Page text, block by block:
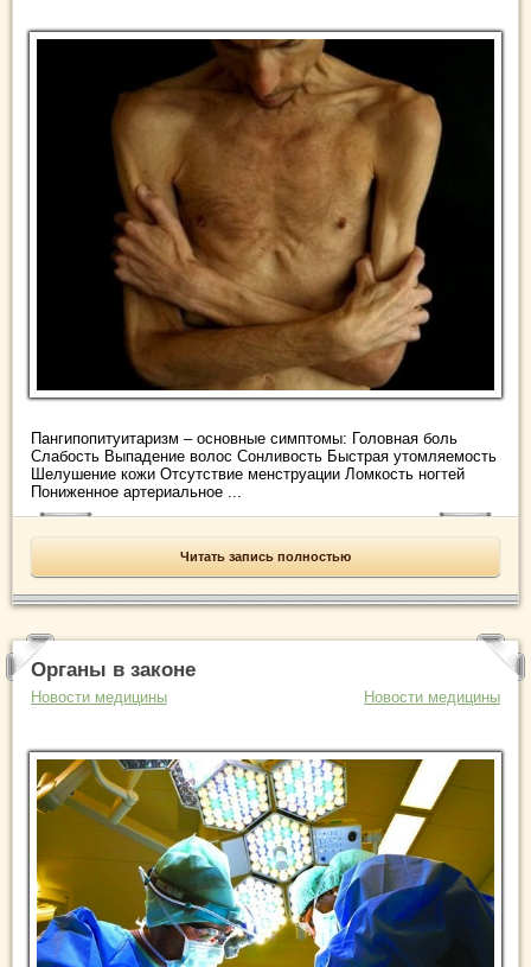
Пангипопитуитаризм – основные симптомы: Головная боль
Слабость Выпадение волос Сонливость Быстрая утомляемость
Шелушение кожи Отсутствие менструации Ломкость ногтей
Пониженное артериальное ...
Читать запись полностью
Органы в законе
Новости медицины Новости медицины